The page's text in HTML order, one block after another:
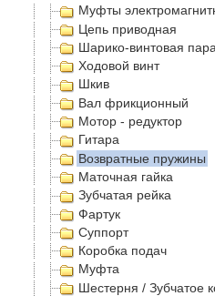
Муфты
Цепь приводная
Шарико-винтовая
Ходовой винт
Шкив
Вал фрикционный
Мотор - редуктор
Гитара
Возвратные пружины
Маточная гайка
Зубчатая рейка
Фартук
Суппорт
Коробка подач
Муфта
Шестерня / Зубчатое